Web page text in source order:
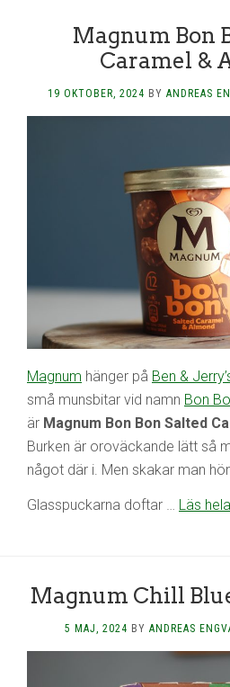
Magnum Bon
Caramel &
19 OKTOBER, 2024 BY ANDREAS
Magnum hänger på Ben &
små munsbitar vid namn Bon
är Magnum Bon Bon Salted
Burken är oroväckande lätt så
något där i. Men skakar man
Glasspuckarna doftar … Läs
Magnum Chill
5 MAJ, 2024 BY ANDREAS